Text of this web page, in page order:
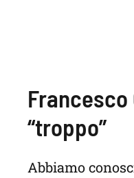
“troppo”
Abbiamo